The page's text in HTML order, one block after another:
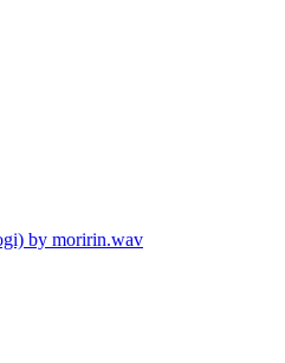
by moririn.wav